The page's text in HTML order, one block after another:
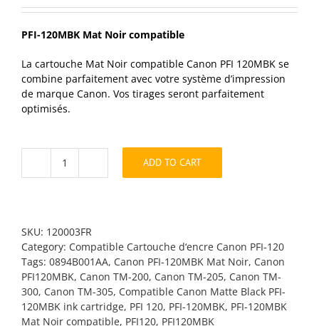
PFI-120MBK Mat Noir compatible
La cartouche Mat Noir compatible Canon PFI 120MBK se
combine parfaitement avec votre système d’impression
de marque Canon. Vos tirages seront parfaitement
optimisés.
PFI-
compatible
quantity
ADD TO CART
SKU: 120003FR
Category: Compatible Cartouche d‘encre Canon PFI-120
Tags: 0894B001AA, Canon PFI-120MBK Mat Noir, Canon
PFI120MBK, Canon TM-200, Canon TM-205, Canon TM-
300, Canon TM-305, Compatible Canon Matte Black PFI-
120MBK ink cartridge, PFI 120, PFI-120MBK, PFI-120MBK
Mat Noir compatible, PFI120, PFI120MBK